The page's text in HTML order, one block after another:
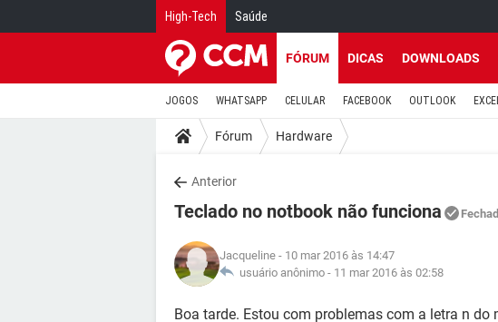
High-Tech Saúde
FÓRUM DICAS DOWNLOADS
JOGOS WHATSAPP CELULAR FACEBOOK OUTLOOK
Fórum Hardware
Anterior
Teclado no notbook não funciona
Jacqueline - 10 mar 2016 às 14:47
usuário anônimo - 11 mar 2016 às 02:58
Boa tarde. Estou com problemas com a letra n